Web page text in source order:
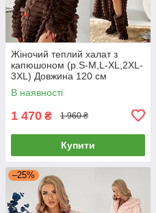
Жіночий теплий халат з
капюшоном (р.S-M,L-XL,2XL-
3XL) Довжина 120 см
Туреччина
В наявності
1 470 ₴ 1 960 ₴
Купити
–25%